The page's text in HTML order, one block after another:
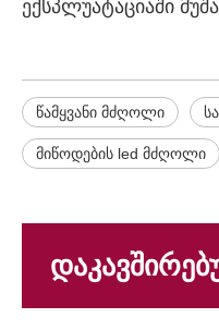
ექსპლუატაციაში
წამყვანი მძღოლი
მიწოდების led მძღოლი